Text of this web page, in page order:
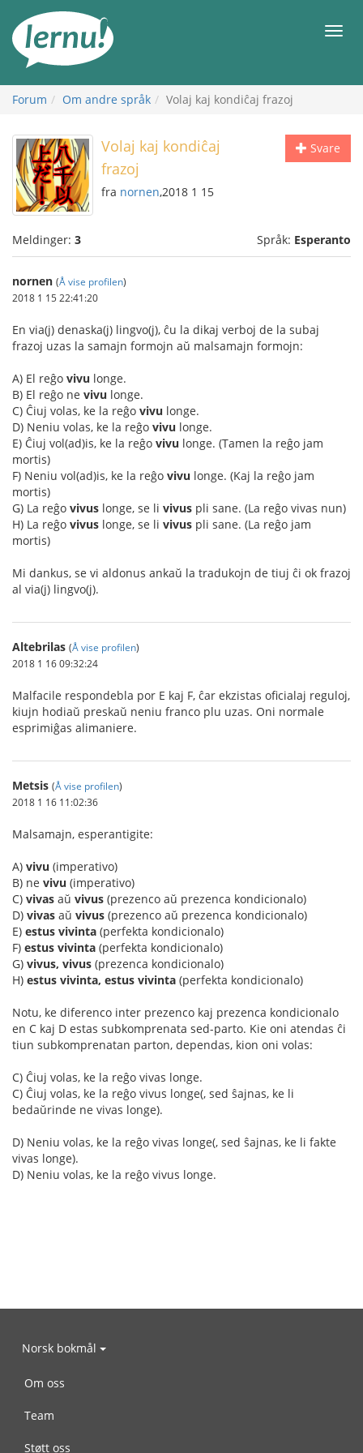
innholdet
Meny
Forum Om andre språk Volaj kaj kondiĉaj frazoj
Svare
Volaj kaj kondiĉaj
frazoj
fra nornen,2018 1 15
Meldinger: 3 Språk: Esperanto
nornen (Å vise profilen)
2018 1 15 22:41:20
En via(j) denaska(j) lingvo(j), ĉu la dikaj verboj de la subaj
frazoj uzas la samajn formojn aŭ malsamajn formojn:
A) El reĝo vivu longe.
B) El reĝo ne vivu longe.
C) Ĉiuj volas, ke la reĝo vivu longe.
D) Neniu volas, ke la reĝo vivu longe.
E) Ĉiuj vol(ad)is, ke la reĝo vivu longe. (Tamen la reĝo jam
mortis)
F) Neniu vol(ad)is, ke la reĝo vivu longe. (Kaj la reĝo jam
mortis)
G) La reĝo vivus longe, se li vivus pli sane. (La reĝo vivas nun)
H) La reĝo vivus longe, se li vivus pli sane. (La reĝo jam
mortis)
Mi dankus, se vi aldonus ankaŭ la tradukojn de tiuj ĉi ok frazoj
al via(j) lingvo(j).
Altebrilas (Å vise profilen)
2018 1 16 09:32:24
Malfacile respondebla por E kaj F, ĉar ekzistas oficialaj reguloj,
kiujn hodiaŭ preskaŭ neniu franco plu uzas. Oni normale
esprimiĝas alimaniere.
Metsis (Å vise profilen)
2018 1 16 11:02:36
Malsamajn, esperantigite:
A) vivu (imperativo)
B) ne vivu (imperativo)
C) vivas aŭ vivus (prezenco aŭ prezenca kondicionalo)
D) vivas aŭ vivus (prezenco aŭ prezenca kondicionalo)
E) estus vivinta (perfekta kondicionalo)
F) estus vivinta (perfekta kondicionalo)
G) vivus, vivus (prezenca kondicionalo)
H) estus vivinta, estus vivinta (perfekta kondicionalo)
Notu, ke diferenco inter prezenco kaj prezenca kondicionalo
en C kaj D estas subkomprenata sed-parto. Kie oni atendas ĉi
tiun subkomprenatan parton, dependas, kion oni volas:
C) Ĉiuj volas, ke la reĝo vivas longe.
C) Ĉiuj volas, ke la reĝo vivus longe(, sed ŝajnas, ke li
bedaŭrinde ne vivas longe).
D) Neniu volas, ke la reĝo vivas longe(, sed ŝajnas, ke li fakte
vivas longe).
D) Neniu volas, ke la reĝo vivus longe.
Norsk bokmål
Om oss
Team
Støtt oss